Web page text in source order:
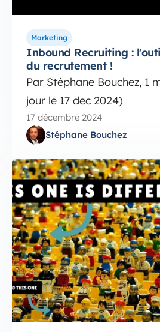
Marketing
Inbound Recruiting :
du recrutement !
Par Stéphane Bouchez, 1
jour le 17 dec 2024)
17 décembre 2024
Stéphane Bouchez